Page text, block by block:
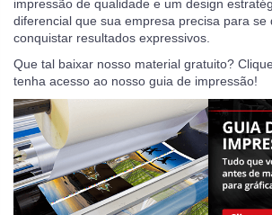
impressão de qualidade e um design
diferencial que sua empresa precisa para se
conquistar resultados expressivos.
Que tal baixar nosso material gratuito?
tenha acesso ao nosso guia de impressão!